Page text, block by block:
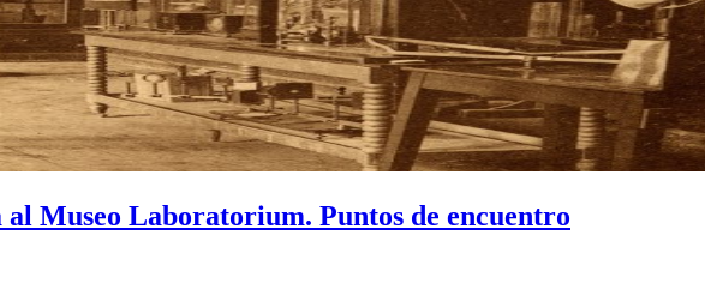
Museo Laboratorium. Puntos de encuentro